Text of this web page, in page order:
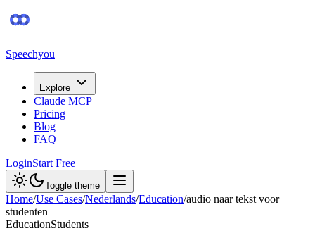
Speechyou
Explore
Claude MCP
Pricing
Blog
FAQ
LoginStart Free
Toggle theme
Home/Use Cases/Nederlands/Education/audio naar tekst voor
studenten
EducationStudents